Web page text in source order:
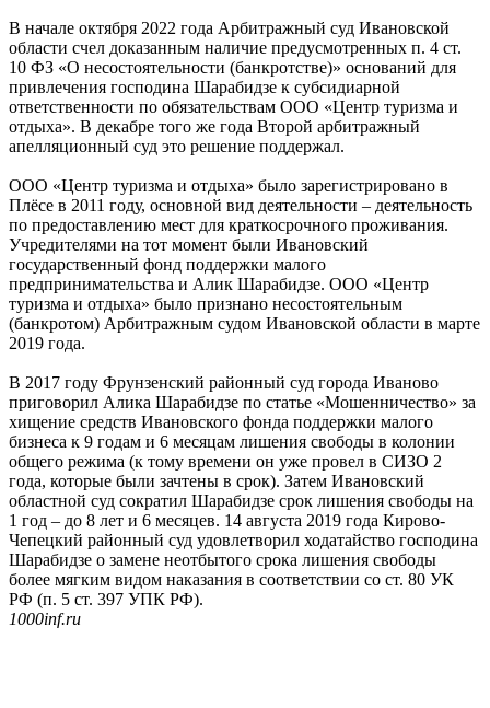
В начале октября 2022 года Арбитражный суд Ивановской
области счел доказанным наличие предусмотренных п. 4 ст.
10 ФЗ «О несостоятельности (банкротстве)» оснований для
привлечения господина Шарабидзе к субсидиарной
ответственности по обязательствам ООО «Центр туризма и
отдыха». В декабре того же года Второй арбитражный
апелляционный суд это решение поддержал.
ООО «Центр туризма и отдыха» было зарегистрировано в
Плёсе в 2011 году, основной вид деятельности – деятельность
по предоставлению мест для краткосрочного проживания.
Учредителями на тот момент были Ивановский
государственный фонд поддержки малого
предпринимательства и Алик Шарабидзе. ООО «Центр
туризма и отдыха» было признано несостоятельным
(банкротом) Арбитражным судом Ивановской области в марте
2019 года.
В 2017 году Фрунзенский районный суд города Иваново
приговорил Алика Шарабидзе по статье «Мошенничество» за
хищение средств Ивановского фонда поддержки малого
бизнеса к 9 годам и 6 месяцам лишения свободы в колонии
общего режима (к тому времени он уже провел в СИЗО 2
года, которые были зачтены в срок). Затем Ивановский
областной суд сократил Шарабидзе срок лишения свободы на
1 год – до 8 лет и 6 месяцев. 14 августа 2019 года Кирово-
Чепецкий районный суд удовлетворил ходатайство господина
Шарабидзе о замене неотбытого срока лишения свободы
более мягким видом наказания в соответствии со ст. 80 УК
РФ (п. 5 ст. 397 УПК РФ).
1000inf.ru